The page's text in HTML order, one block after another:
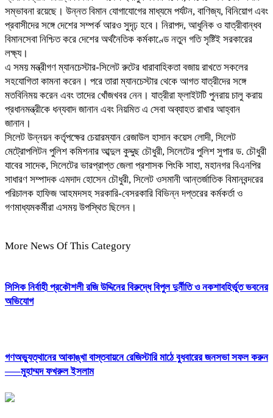
সম্ভাবনা রয়েছে। উন্নত বিমান যোগাযোগের মাধ্যমে পর্যটন, বাণিজ্য, বিনিয়োগ এবং
প্রবাসীদের সঙ্গে দেশের সম্পর্ক আরও সুদৃঢ় হবে। নিরাপদ, আধুনিক ও যাত্রীবান্ধব
বিমানসেবা নিশ্চিত করে দেশের অর্থনৈতিক কর্মকাণ্ডে নতুন গতি সৃষ্টিই সরকারের
লক্ষ্য।
এ সময় মন্ত্রীগণ ম্যানচেস্টার-সিলেট রুটের ধারাবাহিকতা বজায় রাখতে সকলের
সহযোগিতা কামনা করেন। পরে তারা ম্যানচেস্টার থেকে আগত যাত্রীদের সঙ্গে
মতবিনিময় করেন এবং তাদের খোঁজখবর নেন। যাত্রীরা ফ্লাইটটি পুনরায় চালু করায়
প্রধানমন্ত্রীকে ধন্যবাদ জানান এবং নিয়মিত এ সেবা অব্যাহত রাখার আহ্বান
জানান।
সিলেট উন্নয়ন কর্তৃপক্ষের চেয়ারম্যান রেজাউল হাসান কয়েস লোদী, সিলেট
মেট্রোপলিটন পুলিশ কমিশনার আব্দুল কুদ্দুছ চৌধুরী, সিলেটের পুলিশ সুপার ড. চৌধুরী
যাবের সাদেক, সিলেটের ভারপ্রাপ্ত জেলা প্রশাসক পিংকি সাহা, মহানগর বিএনপির
সাধারণ সম্পাদক এমদাদ হোসেন চৌধুরী, সিলেট ওসমানী আন্তর্জাতিক বিমানবন্দরের
পরিচালক হাফিজ আহমদসহ সরকারি-বেসরকারি বিভিন্ন দপ্তরের কর্মকর্তা ও
গণমাধ্যমকর্মীরা এসময় উপস্থিত ছিলেন।
More News Of This Category
সিসিক নির্বাহী প্রকৌশলী রজি উদ্দিনের বিরুদ্ধে বিপুল দুর্নীতি ও নকশাবহির্ভূত ভবনের
অভিযোগ
গণঅভ্যুত্থানের আকাঙ্খা বাস্তবায়নে রেজিস্টারি মাঠে বুধবারের জনসভা সফল করুন
—–মুহাম্মদ ফখরুল ইসলাম